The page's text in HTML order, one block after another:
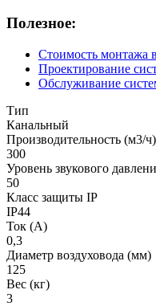
Полезное:
Стоимость монтажа
Проектирование
Обслуживание
Тип
Канальный
Производительность (м3/ч)
300
Уровень звукового
50
Класс защиты IP
IP44
Ток (А)
0,3
Диаметр воздуховода (мм)
125
Вес (кг)
3